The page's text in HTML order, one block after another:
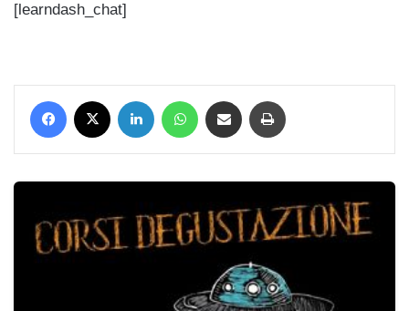
[learndash_chat]
Facebook LinkedIn WhatsApp Condividi via mail